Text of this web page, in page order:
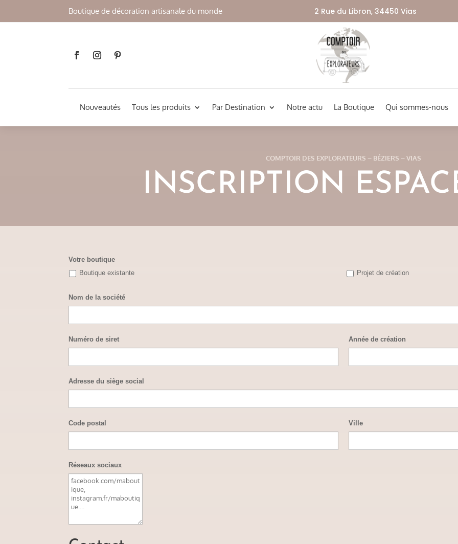
Boutique de décoration artisanale du monde 2 Rue du Libron, 34450 Vias
Nouveautés Tous les produits Par Destination Notre actu La Boutique Qui sommes-nous
COMPTOIR DES EXPLORATEURS – BÉZIERS – VIAS
INSCRIPTION
Votre boutique
Boutique existante
Projet de création
Nom de la société
Numéro de siret Année de création
Adresse du siège social
Code postal Ville
Réseaux sociaux